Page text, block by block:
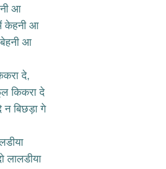
आ
केहनी आ
बेहनी आ
दे,
किकरा दे
बिछड़ा गे
लालडीया